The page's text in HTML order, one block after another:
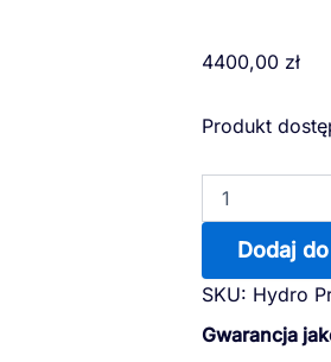
4400,00 zł
Produkt
ilość
Pro
7
Dodaj
SKU: Hydro
Gwarancja